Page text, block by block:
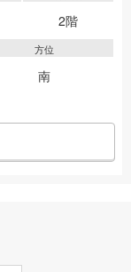
2階
方位
南